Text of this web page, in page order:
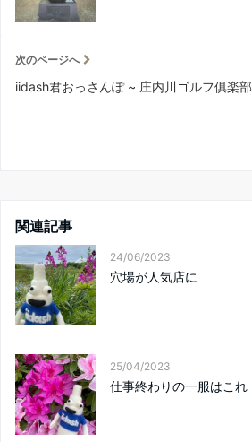
次のページへ
iidash君おっさんぽ ~ 庄内川ゴルフ俱楽部
関連記事
24/06/2023
穴場が人気店に
25/04/2023
仕事終わりの一服はこれ